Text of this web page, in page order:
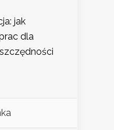
jak
dla